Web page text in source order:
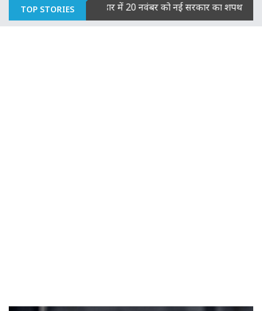
TOP STORIES
दोषी|बिहार में 20 नवंबर को नई सरकार का शपथ ग्रहण, JDU-